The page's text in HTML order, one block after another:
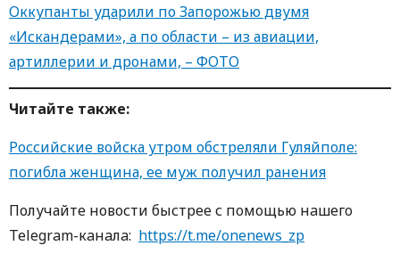
Оккупанты ударили по Запорожью двумя
«Искандерами», а по области – из авиации,
артиллерии и дронами, – ФОТО
Читайте также:
Российские войска утром обстреляли Гуляйполе:
погибла женщина, ее муж получил ранения
Получайте новости быстрее с пoмoщью нaшегo
Telegram-кaнaлa: https://t.me/onenews_zp